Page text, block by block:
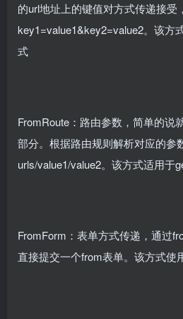
的url地址上的键值对方式传递接受
key1=value1&key2=value2。该方
式
FromRoute：路由参数，简单的说
部分。根据路由规则解析对应的参
urls/value1/value2。该方式适用于
FromForm：表单方式传递，通过
直接提交一个from表单。该方式使